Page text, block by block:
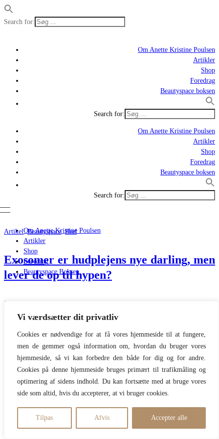
Vi værdsætter dit privatliv
Cookies er nødvendige for at få vores hjemmeside til at fungere,
men de gemmer også information om, hvordan du bruger vores
hjemmeside, så vi kan forbedre den både for dig og for andre.
Cookies på denne hjemmeside bruges primært til trafikmåling og
optimering af sidens indhold. Du kan fortsætte med at bruge vores
side som altid, hvis du accepterer, at vi bruger cookies.
Tilpas Afvis Accepter alle
Search for:
Om Anette Kristine Poulsen
Artikler
Shop
Foredrag
Beautyspace boksen
Search for:
Om Anette Kristine Poulsen
Artikler
Shop
Foredrag
Beautyspace boksen
Search for:
Om Anette Kristine Poulsen
Artikler
Shop
Foredrag
Beautyspace Boksen
Artikel,Beautyspace,Hud
Exosomer er hudplejens nye darling, men
lever de op til hypen?
Jeg har prøvet exosomer. Her er, hvad der skete
Læs mere
Anette Kristine Poulsen
33 Kommentarer
Copyright Beautyspace // Design TadaahGrafisk 28708577